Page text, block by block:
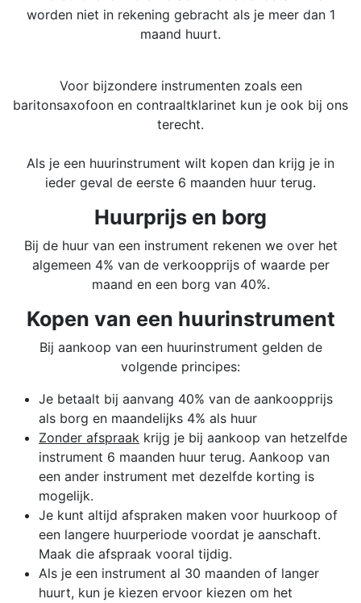
worden niet in rekening gebracht als je meer dan 1
maand huurt.
Voor bijzondere instrumenten zoals een
baritonsaxofoon en contraaltklarinet kun je ook bij ons
terecht.
Als je een huurinstrument wilt kopen dan krijg je in
ieder geval de eerste 6 maanden huur terug.
Huurprijs en borg
Bij de huur van een instrument rekenen we over het
algemeen 4% van de verkoopprijs of waarde per
maand en een borg van 40%.
Kopen van een huurinstrument
Bij aankoop van een huurinstrument gelden de
volgende principes:
Je betaalt bij aanvang 40% van de aankoopprijs
als borg en maandelijks 4% als huur
Zonder afspraak krijg je bij aankoop van hetzelfde
instrument 6 maanden huur terug. Aankoop van
een ander instrument met dezelfde korting is
mogelijk.
Je kunt altijd afspraken maken voor huurkoop of
een langere huurperiode voordat je aanschaft.
Maak die afspraak vooral tijdig.
Als je een instrument al 30 maanden of langer
huurt, kun je kiezen ervoor kiezen om het